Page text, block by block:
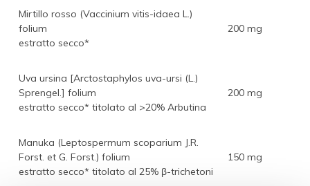
Mirtillo rosso (Vaccinium vitis-idaea L.)
folium
estratto secco*
200 mg
Uva ursina [Arctostaphylos uva-ursi (L.)
Sprengel.] folium
estratto secco* titolato al >20% Arbutina
200 mg
Manuka (Leptospermum scoparium J.R.
Forst. et G. Forst.) folium
estratto secco* titolato al 25% β-trichetoni
150 mg